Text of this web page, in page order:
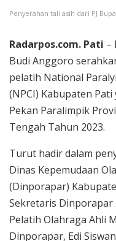
Penyerahan tali asih dari PJ
Radarpos.com. Pati –
Budi Anggoro
pelatih National
(NPCI) Kabupaten
Pekan Paralimpik
Tengah Tahun 2023.
Turut hadir dalam
Dinas Kepemudaan
(Dinporapar)
Sekretaris Dinporapar
Pelatih Olahraga Ahli
Dinporapar, Edi